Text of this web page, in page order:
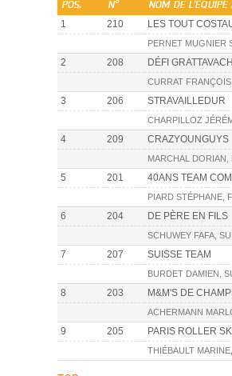
POS. N° NOM DE
1 210 LES TOUT
PERNET MUGNIER
2 208 DÉFI
CURRAT
3 206 STRAVAILLEDUR
CHARPILLOZ
4 209 CRAZYOUNGUYS
MARCHAL DORIAN,
5 201 40ANS TEAM
PIARD STÉPHANE,
6 204 DE PÈRE EN FILS
SCHUWEY FAFA,
7 207 SUISSE TEAM
BURDET DAMIEN,
8 203 M&M'S DE
ACHERMANN
9 205 PARIS ROLLER
THIÉBAULT